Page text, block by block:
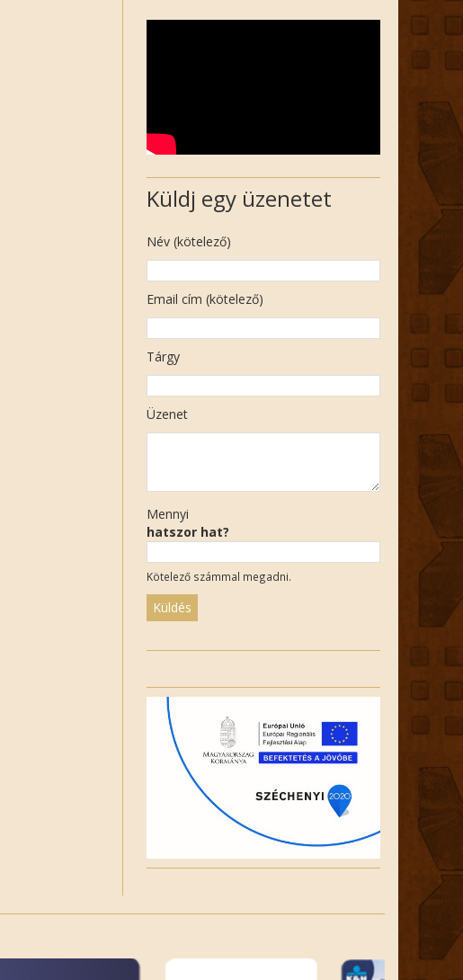
Küldj egy üzenetet
Név (kötelező)
Email cím (kötelező)
Tárgy
Üzenet
Mennyi
hatszor hat?
Kötelező számmal megadni.
field
empty.